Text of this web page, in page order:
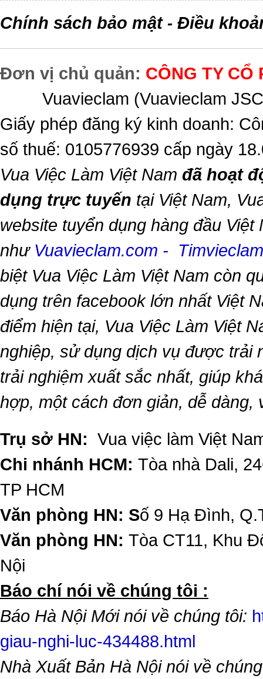
Chính sách bảo mật- Điều
Đơn vị chủ quản: CÔNG TY CỔ
Vuavieclam (Vuavieclam
Giấy phép đăng ký kinh doanh:
số thuế: 0105776939 cấp ngày
Vua Việc Làm Việt Nam đã hoạt
dụng trực tuyến tại Việt Nam,
website tuyển dụng hàng đầu Việt
như Vuavieclam.com -
biệt Vua Việc Làm Việt Nam còn
dụng trên facebook lớn nhất Việt
điểm hiện tại, Vua Việc Làm Việt
nghiệp, sử dụng dịch vụ được trải
trải nghiệm xuất sắc nhất, giúp
hợp, một cách đơn giản, dễ dàng,
Trụ sở HN: Vua việc làm Việt
Chi nhánh HCM: Tòa nhà Dali,
TP HCM
Văn phòng HN: Số 9 Hạ Đình,
Văn phòng HN: Tòa CT11, Khu
Nội
​Báo chí nói về chúng tôi :
Báo Hà Nội Mới nói về chúng tôi:
giau-nghi-luc-434488.html
Nhà Xuất Bản Hà Nội nói về chúng